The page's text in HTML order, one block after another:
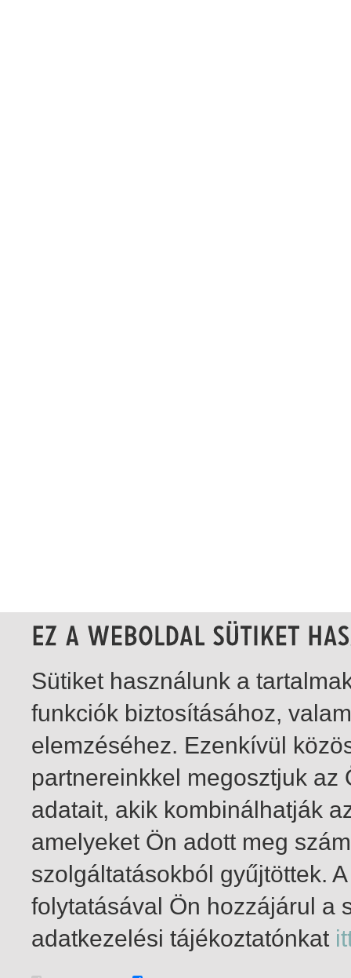
1-15 / total 15 hit
Sütiket használunk a
funkciók biztosításához,
elemzéséhez. Ezenkívül
partnereinkkel megosztjuk
adatait, akik kombinálhatják
amelyeket Ön adott meg
szolgáltatásokból gyűjtöttek.
folytatásával Ön hozzájárul a
adatkezelési tájékoztatónkat